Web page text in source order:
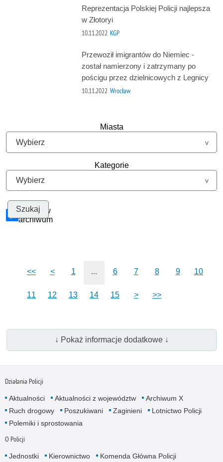
Reprezentacja Polskiej Policji najlepsza
w Złotoryi
10.11.2022 KGP
Przewoził imigrantów do Niemiec -
został namierzony i zatrzymany po
pościgu przez dzielnicowych z Legnicy
10.11.2022 Wrocław
Miasta
Kategorie
Szukaj w
archiwum
<< < 1 ... 6 7 8 9 10
11 12 13 14 15 > >>
↓ Pokaż informacje dodatkowe ↓
Działania Policji
Aktualności Aktualności z województw
Archiwum X
Ruch drogowy
Poszukiwani Zaginieni
Lotnictwo Policji
Polemiki i sprostowania
O Policji
Jednostki Kierownictwo
Komenda Główna Policji